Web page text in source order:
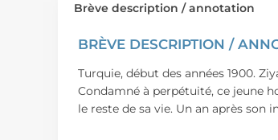
Brève description / annotation
BRÈVE DESCRIPTION /
Turquie, début des années 1900.
Condamné à perpétuité, ce jeune
le reste de sa vie. Un an après